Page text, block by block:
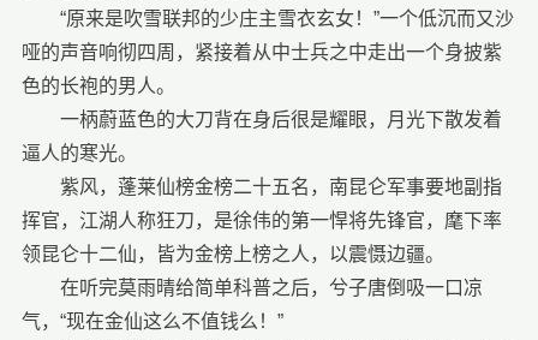
“原来是吹雪联邦的少庄主雪衣玄女！”一个低沉而又沙
哑的声音响彻四周，紧接着从中士兵之中走出一个身披紫
色的长袍的男人。
一柄蔚蓝色的大刀背在身后很是耀眼，月光下散发着
逼人的寒光。
紫风，蓬莱仙榜金榜二十五名，南昆仑军事要地副指
挥官，江湖人称狂刀，是徐伟的第一悍将先锋官，麾下率
领昆仑十二仙，皆为金榜上榜之人，以震慑边疆。
在听完莫雨晴给简单科普之后，兮子唐倒吸一口凉
气，“现在金仙这么不值钱么！”